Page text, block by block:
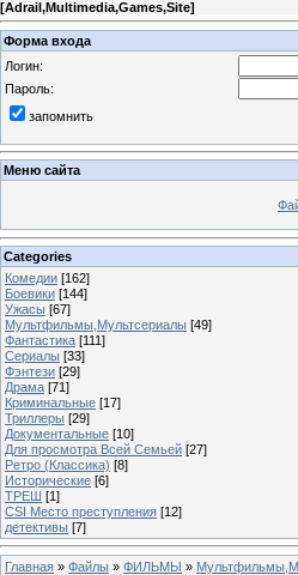
[Adrail,Multimedia,Games,Site]
Форма входа
Логин:
Пароль:
запомнить
Меню сайта
Categories
Комедии [162]
Боевики [144]
Ужасы [67]
Мультфильмы,Мультсериалы [49]
Фантастика [111]
Сериалы [33]
Фэнтези [29]
Драма [71]
Криминальные [17]
Триллеры [29]
Документальные [10]
Для просмотра Всей Семьей [27]
Ретро (Классика) [8]
Исторические [6]
ТРЕШ [1]
CSI Место преступления [12]
детективы [7]
Главная » Файлы » ФИЛЬМЫ »